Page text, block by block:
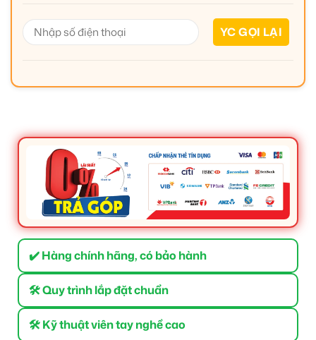
✔️ Hàng chính hãng, có bảo hành
🛠 Quy trình lắp đặt chuẩn
🛠 Kỹ thuật viên tay nghề cao